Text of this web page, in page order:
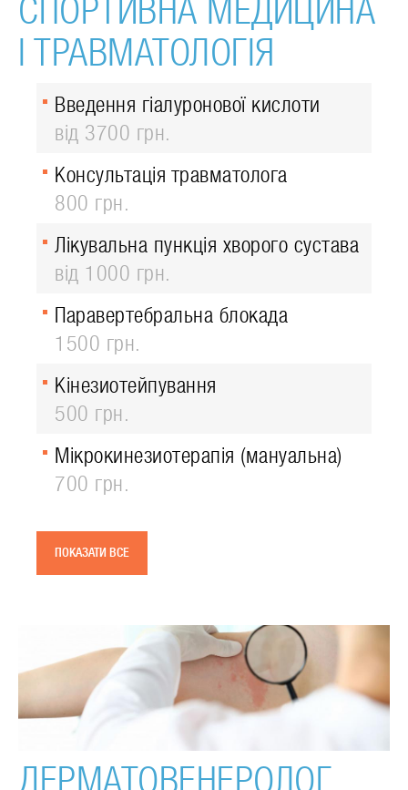
СПОРТИВНА МЕДИЦИНА
І ТРАВМАТОЛОГІЯ
Введення гіалуронової кислоти
від 3700 грн.
Консультація травматолога
800 грн.
Лікувальна пункція хворого сустава
від 1000 грн.
Паравертебральна блокада
1500 грн.
Кінезиотейпування
500 грн.
Мікрокинезиотерапія (мануальна)
700 грн.
ПОКАЗАТИ ВСЕ